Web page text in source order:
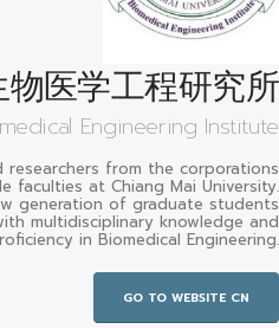
物医学工程研究所
Engineering Institute
from the corporations
faculties at Chiang Mai University.
generation of graduate students
multidisciplinary knowledge and
in Biomedical Engineering.
GO TO WEBSITE CN